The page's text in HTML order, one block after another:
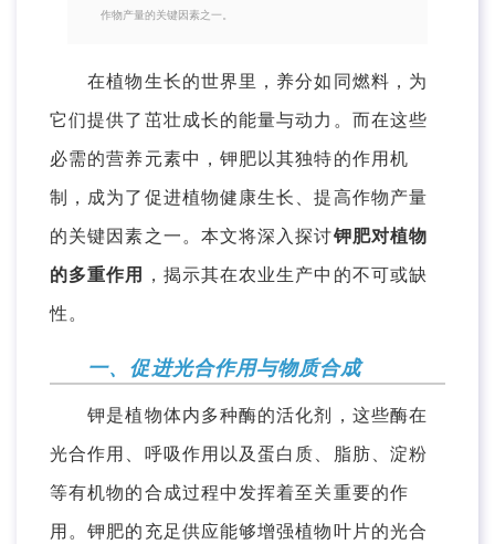
作物产量的关键因素之一。
在植物生长的世界里，养分如同燃料，为
它们提供了茁壮成长的能量与动力。而在这些
必需的营养元素中，钾肥以其独特的作用机
制，成为了促进植物健康生长、提高作物产量
的关键因素之一。本文将深入探讨钾肥对植物
的多重作用 ，揭示其在农业生产中的不可或缺
性。
一、促进光合作用与物质合成
钾是植物体内多种酶的活化剂，这些酶在
光合作用、呼吸作用以及蛋白质、脂肪、淀粉
等有机物的合成过程中发挥着至关重要的作
用。钾肥的充足供应能够增强植物叶片的光合